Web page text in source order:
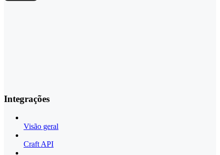
Integrações
Visão geral
Craft API